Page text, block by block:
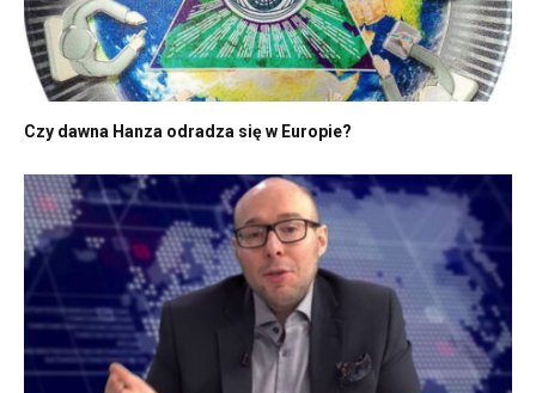
Czy dawna Hanza odradza się w Europie?